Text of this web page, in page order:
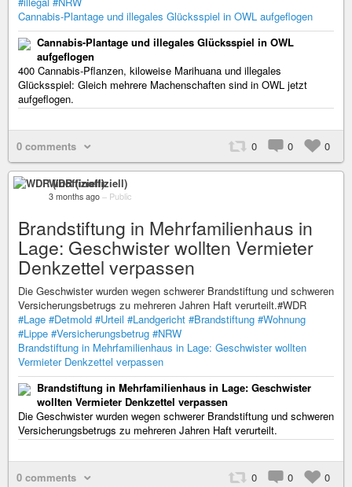
Cannabis-Plantage und illegales Glücksspiel in OWL aufgeflogen
Cannabis-Plantage und illegales Glücksspiel in OWL
aufgeflogen
400 Cannabis-Pflanzen, kiloweise Marihuana und illegales
Glücksspiel: Gleich mehrere Machenschaften sind in OWL jetzt
aufgeflogen.
0 comments 0 0 0
WDR (inoffiziell)
3 months ago – Public
Brandstiftung in Mehrfamilienhaus in
Lage: Geschwister wollten Vermieter
Denkzettel verpassen
Die Geschwister wurden wegen schwerer Brandstiftung und schweren
Versicherungsbetrugs zu mehreren Jahren Haft verurteilt.#WDR
#Lage #Detmold #Urteil #Landgericht #Brandstiftung #Wohnung
#Lippe #Versicherungsbetrug #NRW
Brandstiftung in Mehrfamilienhaus in Lage: Geschwister wollten
Vermieter Denkzettel verpassen
Brandstiftung in Mehrfamilienhaus in Lage: Geschwister
wollten Vermieter Denkzettel verpassen
Die Geschwister wurden wegen schwerer Brandstiftung und schweren
Versicherungsbetrugs zu mehreren Jahren Haft verurteilt.
0 comments 0 0 0